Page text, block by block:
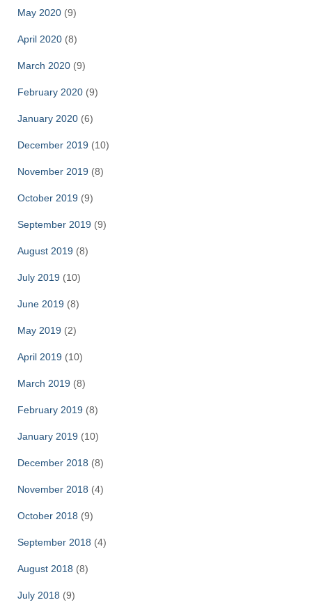
May 2020 (9)
April 2020 (8)
March 2020 (9)
February 2020 (9)
January 2020 (6)
December 2019 (10)
November 2019 (8)
October 2019 (9)
September 2019 (9)
August 2019 (8)
July 2019 (10)
June 2019 (8)
May 2019 (2)
April 2019 (10)
March 2019 (8)
February 2019 (8)
January 2019 (10)
December 2018 (8)
November 2018 (4)
October 2018 (9)
September 2018 (4)
August 2018 (8)
July 2018 (9)